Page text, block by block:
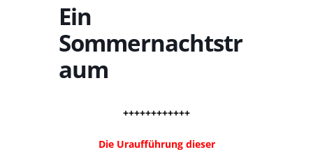
Ein
Sommernachtstr
aum
++++++++++++
Die Uraufführung dieser